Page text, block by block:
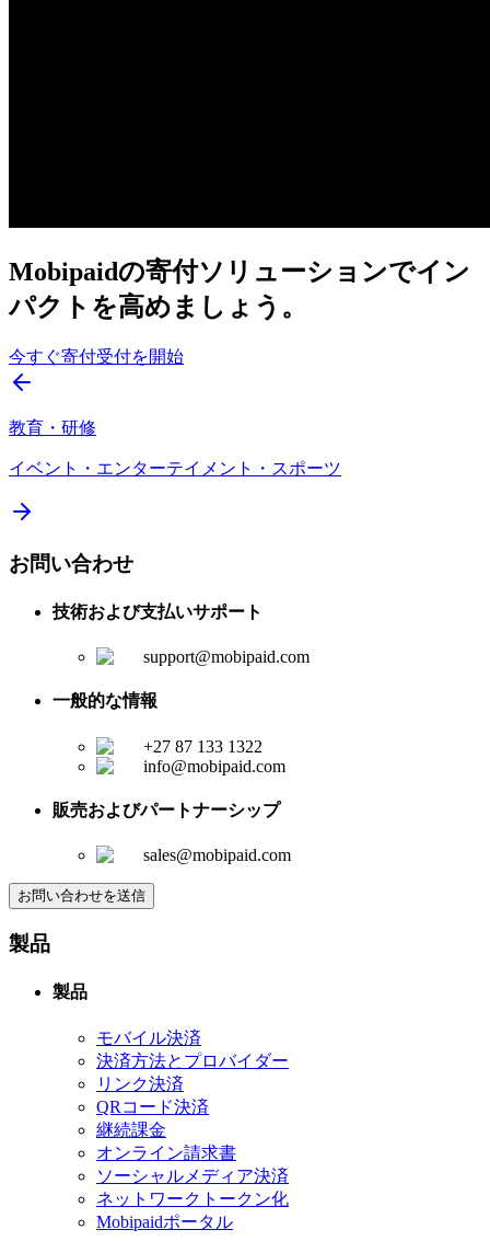
Mobipaidの寄付ソリューションでイン
パクトを高めましょう。
今すぐ寄付受付を開始
教育・研修
イベント・エンターテイメント・スポーツ
お問い合わせ
技術および支払いサポート
support@mobipaid.com
一般的な情報
+27 87 133 1322
info@mobipaid.com
販売およびパートナーシップ
sales@mobipaid.com
お問い合わせを送信
製品
製品
モバイル決済
決済方法とプロバイダー
リンク決済
QRコード決済
継続課金
オンライン請求書
ソーシャルメディア決済
ネットワークトークン化
Mobipaidポータル